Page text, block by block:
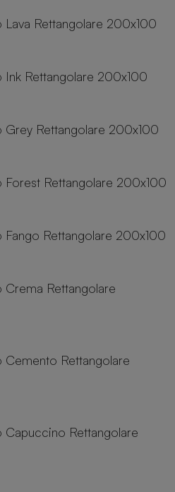
Rettangolare 200x100
Rettangolare 200x100
Rettangolare 200x100
Rettangolare 200x100
Rettangolare 200x100
Rettangolare
Rettangolare
Rettangolare